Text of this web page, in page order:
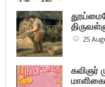
25
கவிஞர்